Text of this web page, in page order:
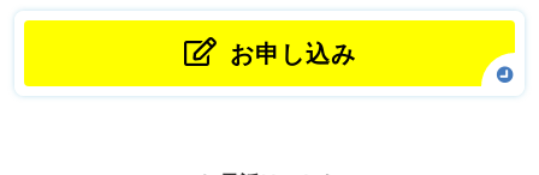
お申し込み